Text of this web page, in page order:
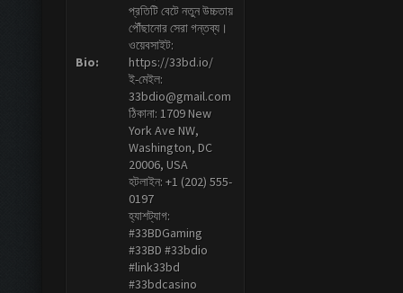
Bio:
প্রতিটি বেটে নতুন উচ্চতায়
পৌঁছানোর সেরা গন্তব্য।
ওয়েবসাইট:
https://33bd.io/
ই-মেইল:
33bdio@gmail.com
ঠিকানা: 1709 New
York Ave NW,
Washington, DC
20006, USA
হটলাইন: +1 (202) 555-
0197
হ্যাশট্যাগ:
#33BDGaming
#33BD #33bdio
#link33bd
#33bdcasino